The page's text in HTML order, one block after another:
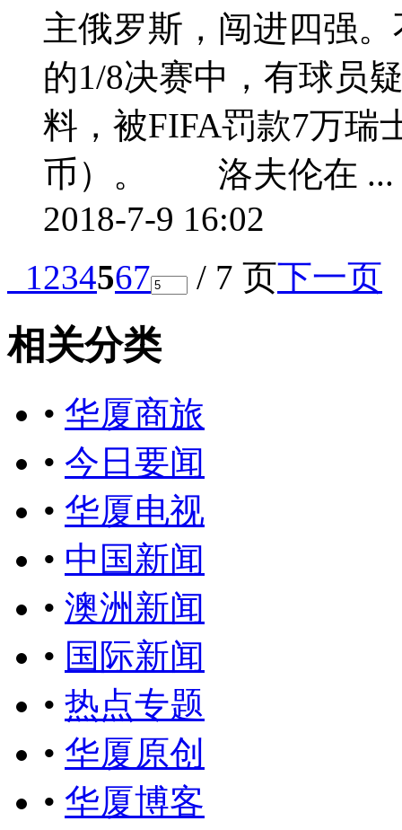
主俄罗斯，闯进四强
的1/8决赛中，有球员
料，被FIFA罚款7万瑞
币）。 洛夫伦在 ...
2018-7-9 16:02
1234567 / 7 页下一页
相关分类
• 华厦商旅
• 今日要闻
• 华厦电视
• 中国新闻
• 澳洲新闻
• 国际新闻
• 热点专题
• 华厦原创
• 华厦博客